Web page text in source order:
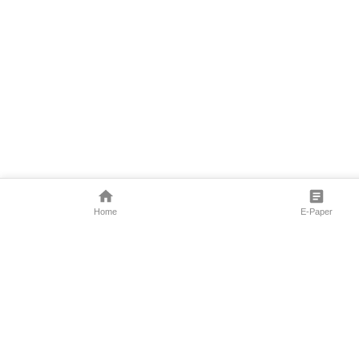
Home E-Paper